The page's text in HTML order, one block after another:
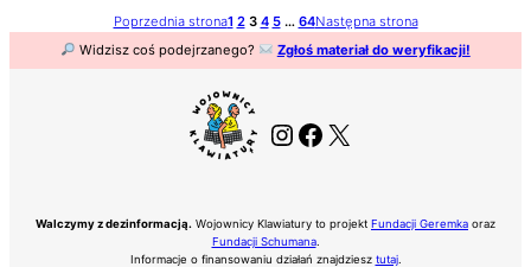
Poprzednia strona1 2 3 4 5 … 64Następna strona
Widzisz coś podejrzanego?
Zgłoś materiał do weryfikacji!
Instagram
Facebook
X
Walczymy z dezinformacją. Wojownicy Klawiatury to projekt Fundacji Geremka oraz
Fundacji Schumana.
Informacje o finansowaniu działań znajdziesz tutaj.